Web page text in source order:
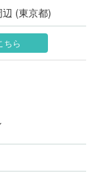
(東京都)
ちら